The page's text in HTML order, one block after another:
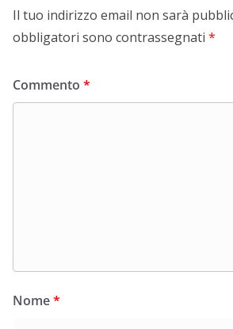
Il tuo indirizzo email non sarà
obbligatori sono contrassegnati *
Commento *
Nome*